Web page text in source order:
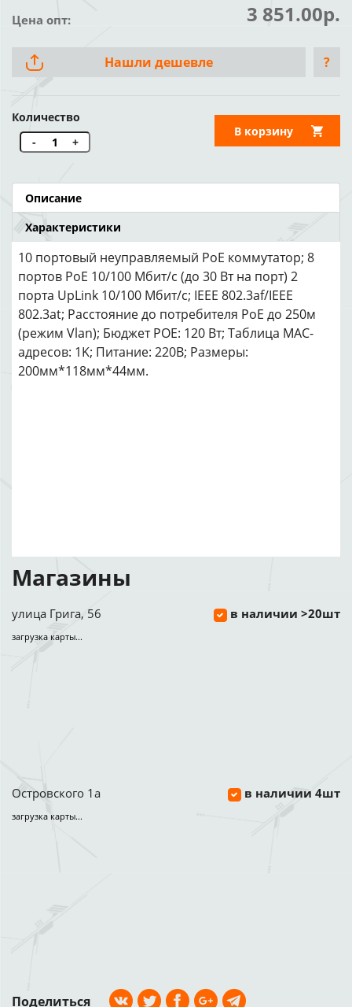
Цена опт: 3 851.00р.
Нашли дешевле ?
Количество
-
+
В корзину
Описание
Характеристики
10 портовый неуправляемый РоЕ коммутатор; 8
портов PoE 10/100 Мбит/с (до 30 Вт на порт) 2
порта UpLink 10/100 Мбит/с; IEEE 802.3af/IEEE
802.3at; Расстояние до потребителя PoE до 250м
(режим Vlan); Бюджет РОЕ: 120 Вт; Таблица MAC-
адресов: 1K; Питание: 220В; Размеры:
200мм*118мм*44мм.
Магазины
улица Грига, 56 в наличии >20шт
загрузка карты...
Островского 1а в наличии 4шт
загрузка карты...
Поделиться